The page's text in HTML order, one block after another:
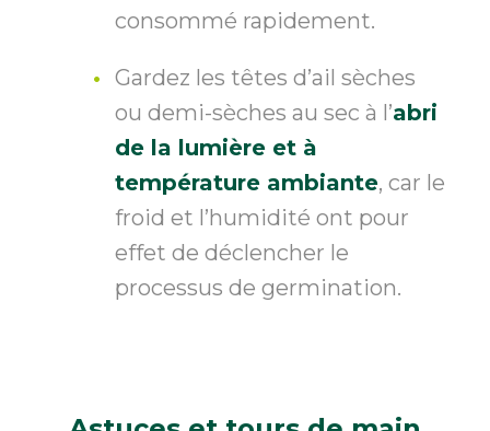
consommé rapidement.
Gardez les têtes d’ail sèches
ou demi-sèches au sec à l’abri
de la lumière et à
température ambiante, car le
froid et l’humidité ont pour
effet de déclencher le
processus de germination.